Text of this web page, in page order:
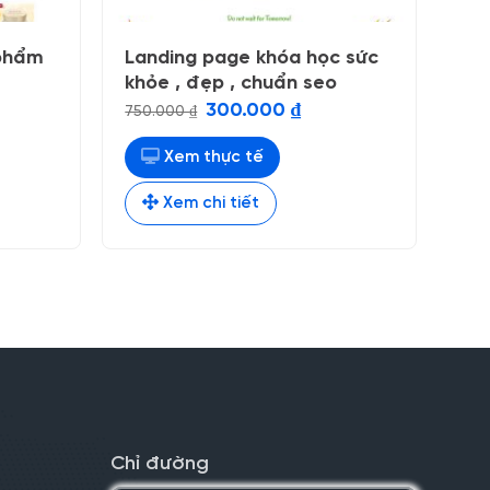
Landing page khóa học sức
khỏe , đẹp , chuẩn seo
750.000₫ Giá
là:
750.000 ₫.
300.000₫Giá
hiện
Xem thực tế
Xem chi tiết
Chỉ đường